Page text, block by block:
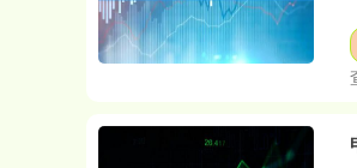
1.02% 深证成指